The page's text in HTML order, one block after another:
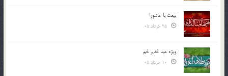
بیعت با عاشورا
ویژه عید غدیر خم